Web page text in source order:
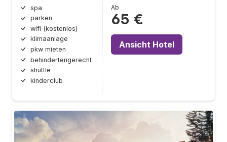
spa
parken
wifi (kostenlos)
klimaanlage
pkw mieten
behindertengerecht
shuttle
kinderclub
Ab
65 €
Ansicht Hotel